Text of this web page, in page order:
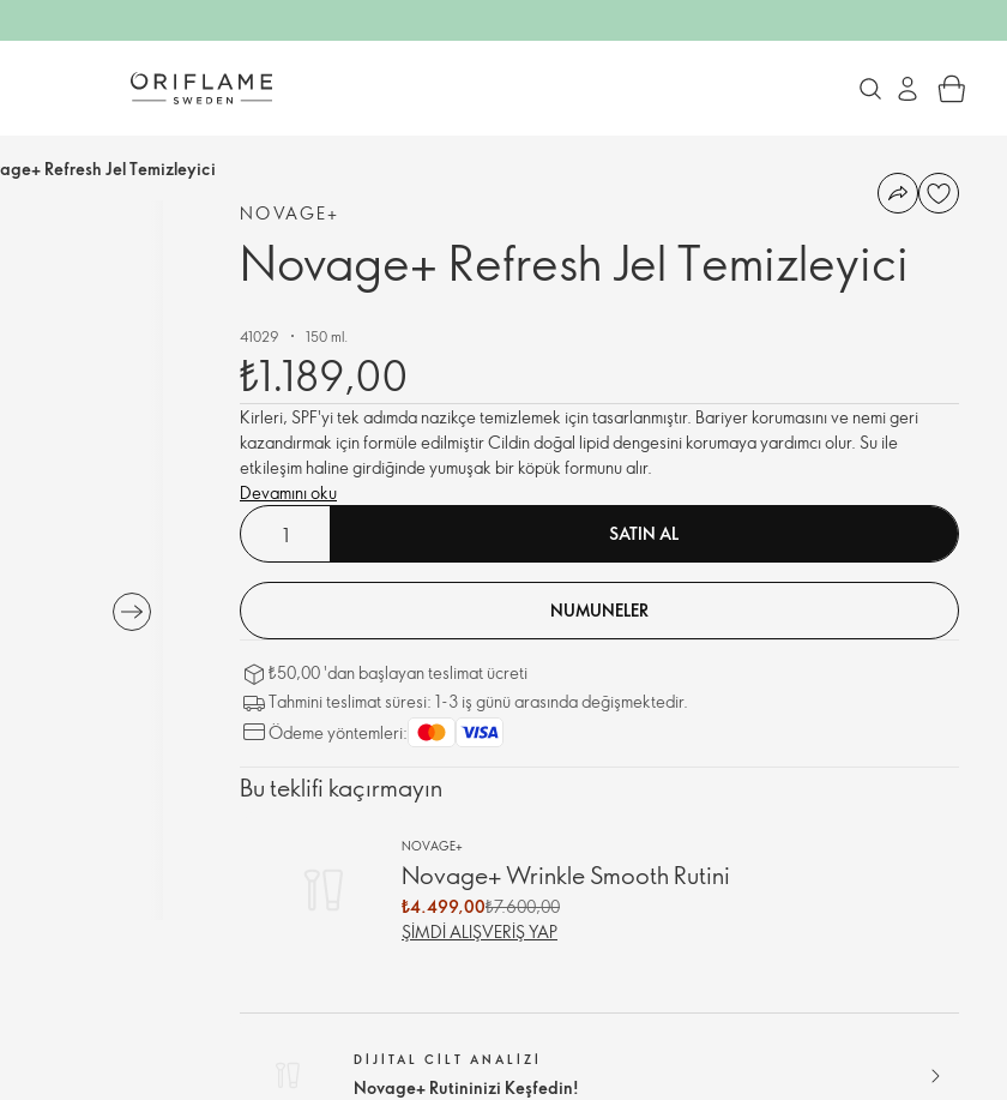
Refresh Jel Temizleyici
NOVAGE+
Novage+ Refresh Jel Temizleyici
41029 150 ml.
₺1.189,00
Kirleri, SPF'yi tek adımda nazikçe temizlemek için tasarlanmıştır. Bariyer korumasını ve nemi geri
kazandırmak için formüle edilmiştir Cildin doğal lipid dengesini korumaya yardımcı olur. Su ile
etkileşim haline girdiğinde yumuşak bir köpük formunu alır.
Devamını oku
SATIN AL
NUMUNELER
₺50,00 'dan başlayan teslimat ücreti
Tahmini teslimat süresi: 1-3 iş günü arasında değişmektedir.
Ödeme yöntemleri:
Bu teklifi kaçırmayın
NOVAGE+
Novage+ Wrinkle Smooth Rutini
₺4.499,00₺7.600,00
ŞIMDI ALIŞVERIŞ YAP
DIJITAL CILT ANALIZI
Novage+ Rutininizi Keşfedin!